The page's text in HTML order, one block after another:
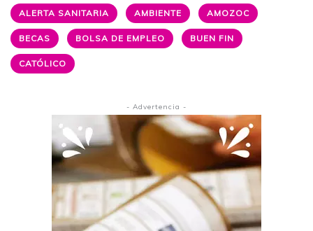
ALERTA SANITARIA AMBIENTE AMOZOC
BECAS BOLSA DE EMPLEO BUEN FIN
CATÓLICO
- Advertencia -